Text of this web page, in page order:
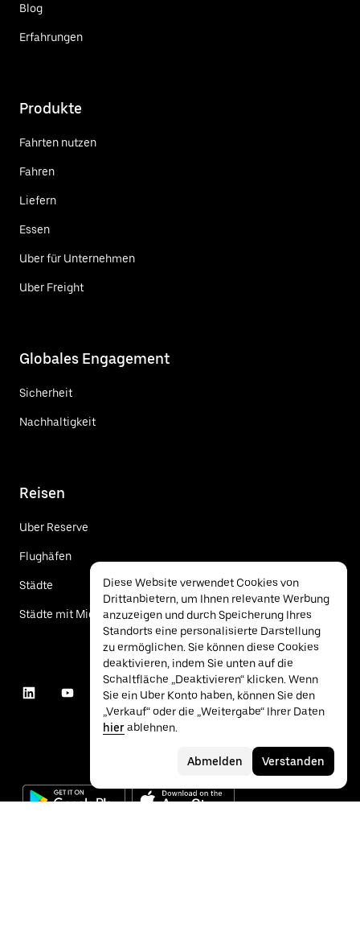
Blog
Erfahrungen
Produkte
Fahrten nutzen
Fahren
Liefern
Essen
Uber für Unternehmen
Uber Freight
Globales Engagement
Sicherheit
Nachhaltigkeit
Reisen
Uber Reserve
Flughäfen
Städte
Städte mit Mietwagen
Diese Website verwendet Cookies von
Drittanbietern, um Ihnen relevante Werbung
anzuzeigen und durch Speicherung Ihres
Standorts eine personalisierte Darstellung
zu ermöglichen. Sie können diese Cookies
deaktivieren, indem Sie unten auf die
Schaltfläche „Deaktivieren“ klicken. Wenn
Sie ein Uber Konto haben, können Sie den
„Verkauf“ oder die „Weitergabe“ Ihrer Daten
hierablehnen.
Abmelden Verstanden